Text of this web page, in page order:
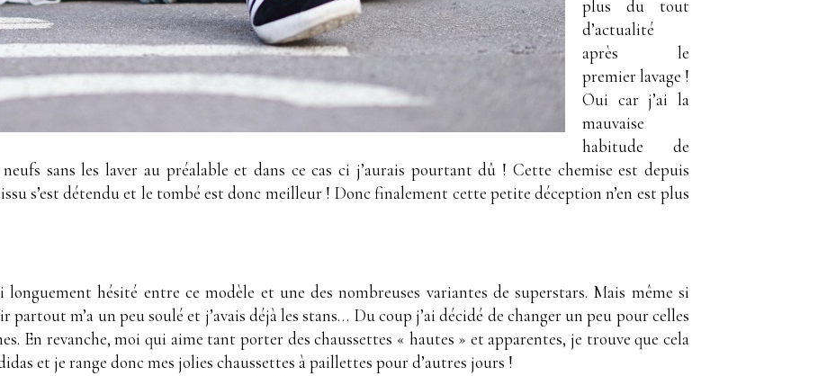
plus du tout
d’actualité
après le
premier lavage !
Oui car j’ai la
mauvaise
habitude de
sans les laver au préalable et dans ce cas ci j’aurais pourtant dû ! Cette chemise est depuis
s’est détendu et le tombé est donc meilleur ! Donc finalement cette petite déception n’en est plus
longuement hésité entre ce modèle et une des nombreuses variantes de superstars. Mais même si
partout m’a un peu soulé et j’avais déjà les stans… Du coup j’ai décidé de changer un peu pour celles
En revanche, moi qui aime tant porter des chaussettes « hautes » et apparentes, je trouve que cela
et je range donc mes jolies chaussettes à paillettes pour d’autres jours !